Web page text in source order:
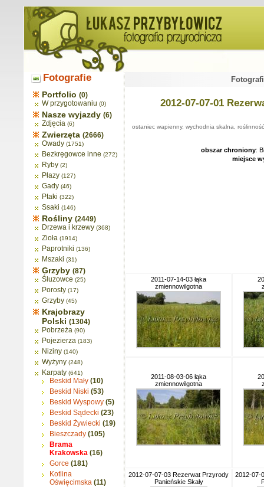
Fotografie
Portfolio (0)
W przygotowaniu (0)
Nasze wyjazdy (6)
Zdjęcia (6)
Zwierzęta (2666)
Owady (1751)
Bezkręgowce inne (272)
Ryby (2)
Płazy (127)
Gady (46)
Ptaki (322)
Ssaki (146)
Rośliny (2449)
Drzewa i krzewy (368)
Zioła (1914)
Paprotniki (136)
Mszaki (31)
Grzyby (87)
Śluzowce (25)
Porosty (17)
Grzyby (45)
Krajobrazy
Polski (1304)
Pobrzeża (90)
Pojezierza (183)
Niziny (140)
Wyżyny (248)
Karpaty (641)
Beskid Mały (10)
Beskid Niski (53)
Beskid Wyspowy (5)
Beskid Sądecki (23)
Beskid Żywiecki (19)
Bieszczady (105)
Brama
Krakowska (16)
Gorce (181)
Kotlina
Oświęcimska (11)
2012-07-07-01
ostaniec wapienny, wychodnia skalna,
obszar chroniony:
miejsce
2011-07-14-03 łąka
zmiennowilgotna
2011-08-03-06 łąka
zmiennowilgotna
2012-07-07-03 Rezerwat Przyrody
Panieńskie Skały
2012-07-